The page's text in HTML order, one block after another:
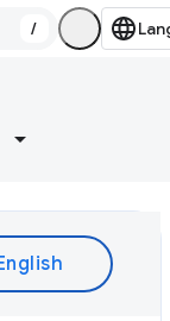
/